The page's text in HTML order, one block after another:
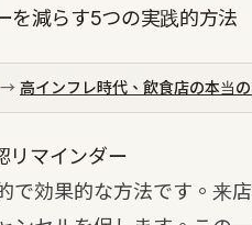
を減らす5つの実践的方法
→ 高インフレ時代、飲食店の本当
リマインダー
で効果的な方法です。来